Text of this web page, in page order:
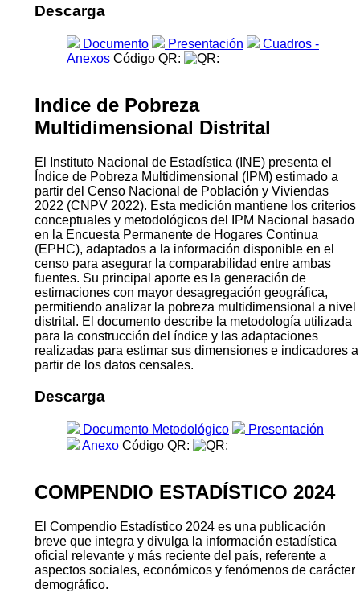
Descarga
Documento Presentación
Cuadros -
Anexos Código QR:
Indice de Pobreza
Multidimensional Distrital
El Instituto Nacional de Estadística (INE) presenta el
Índice de Pobreza Multidimensional (IPM) estimado a
partir del Censo Nacional de Población y Viviendas
2022 (CNPV 2022). Esta medición mantiene los criterios
conceptuales y metodológicos del IPM Nacional basado
en la Encuesta Permanente de Hogares Continua
(EPHC), adaptados a la información disponible en el
censo para asegurar la comparabilidad entre ambas
fuentes. Su principal aporte es la generación de
estimaciones con mayor desagregación geográfica,
permitiendo analizar la pobreza multidimensional a nivel
distrital. El documento describe la metodología utilizada
para la construcción del índice y las adaptaciones
realizadas para estimar sus dimensiones e indicadores a
partir de los datos censales.
Descarga
Documento Metodológico
Presentación
Anexo Código QR:
COMPENDIO ESTADÍSTICO 2024
El Compendio Estadístico 2024 es una publicación
breve que integra y divulga la información estadística
oficial relevante y más reciente del país, referente a
aspectos sociales, económicos y fenómenos de carácter
demográfico.